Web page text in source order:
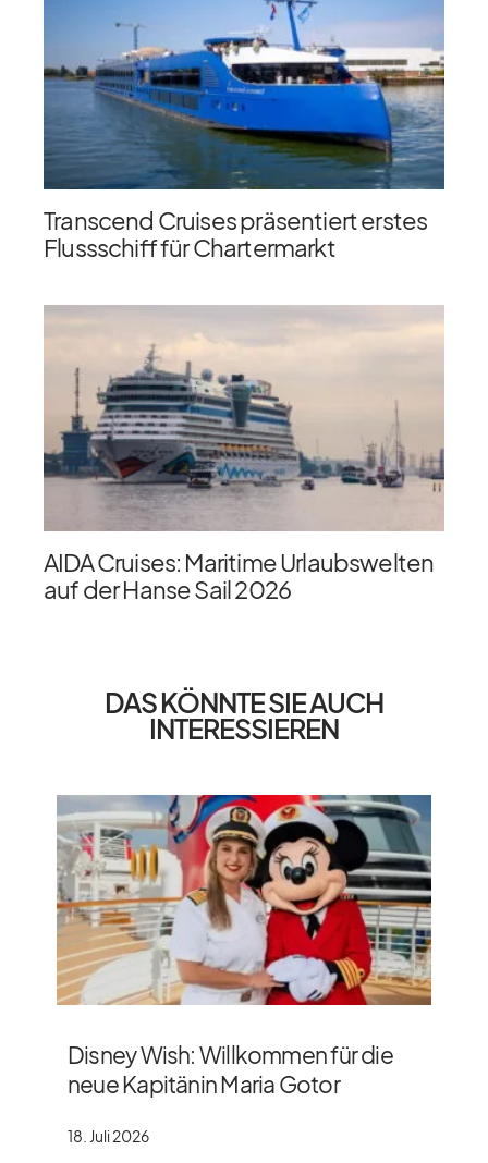
Transcend Cruises präsentiert erstes
Flussschiff für Chartermarkt
AIDA Cruises: Maritime Urlaubswelten
auf der Hanse Sail 2026
DAS KÖNNTE SIE AUCH
INTERESSIEREN
Disney Wish: Willkommen für die
neue Kapitänin Maria Gotor
18. Juli 2026